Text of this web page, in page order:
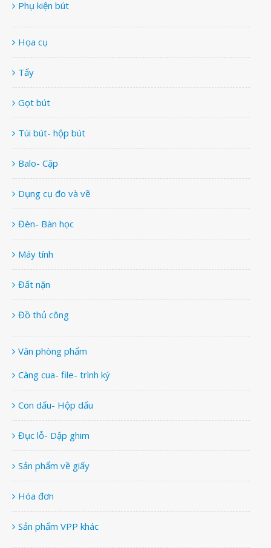
Phụ kiện bút
Họa cụ
Tẩy
Gọt bút
Túi bút- hộp bút
Balo- Cặp
Dụng cụ đo và vẽ
Đèn- Bàn học
Máy tính
Đất nặn
Đồ thủ công
Văn phòng phẩm
Càng cua- file- trình ký
Con dấu- Hộp dấu
Đục lỗ- Dập ghim
Sản phẩm về giấy
Hóa đơn
Sản phẩm VPP khác